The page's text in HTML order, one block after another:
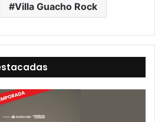
Villa Guacho Rock